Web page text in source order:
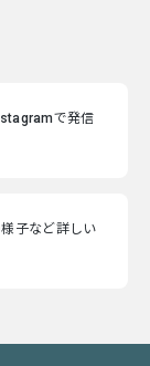
で発信
子など詳しい